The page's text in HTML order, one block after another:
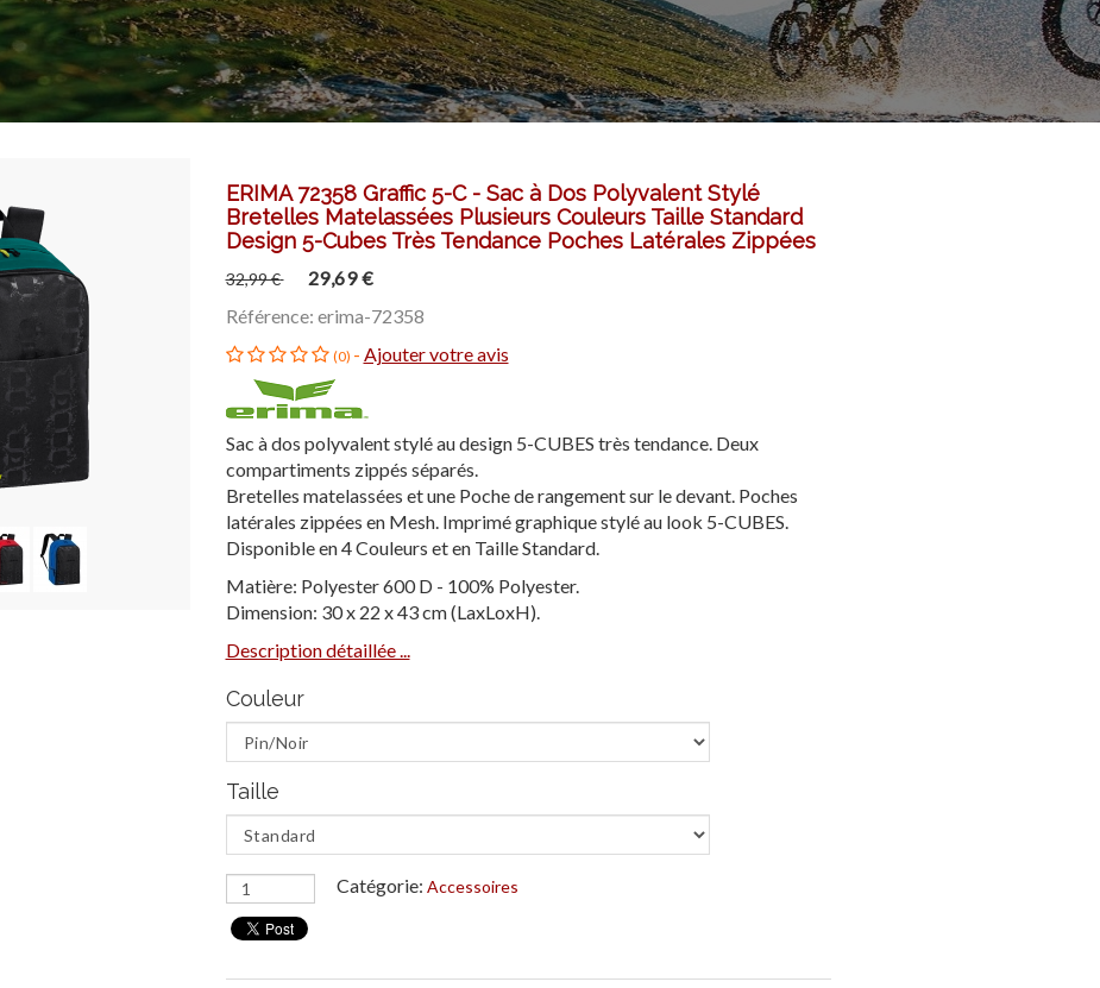
ERIMA 72358 Graffic 5-C - Sac à Dos Polyvalent Stylé
Bretelles Matelassées Plusieurs Couleurs Taille Standard
Design 5-Cubes Très Tendance Poches Latérales Zippées
32,99 €
29,69 €
Référence: erima-72358
(0) - Ajouter votre avis
Sac à dos polyvalent stylé au design 5-CUBES très tendance. Deux
compartiments zippés séparés.
Bretelles matelassées et une Poche de rangement sur le devant. Poches
latérales zippées en Mesh. Imprimé graphique stylé au look 5-CUBES.
Disponible en 4 Couleurs et en Taille Standard.
Matière: Polyester 600 D - 100% Polyester.
Dimension: 30 x 22 x 43 cm (LaxLoxH).
Description détaillée ...
Couleur
Taille
Catégorie: Accessoires